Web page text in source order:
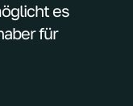
es
für